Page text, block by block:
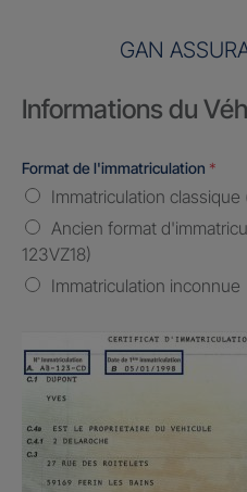
GAN
Informations du
Format de l'immatriculation *
Immatriculation
Ancien format
123VZ18)
Immatriculation inconnue